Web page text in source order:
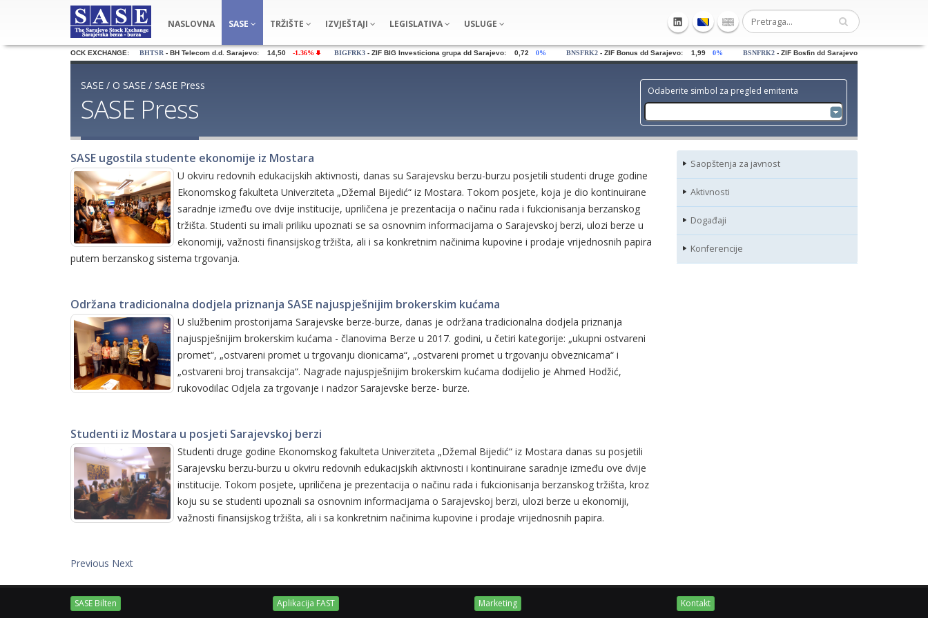
NASLOVNA SASE TRŽIŠTE IZVJEŠTAJI LEGISLATIVA USLUGE
SARAJEVO STOCK EXCHANGE: BHTSR- BH Telecom d.d. Sarajevo: 14,50 -1.36% BIGFRK3- ZIF BIG Investiciona grupa dd Sarajevo: 0,72 0% BNSFRK2- ZIF Bonus dd Sarajevo: 1,99 0% BSNFRK2- ZIF Bosfin dd Sarajevo: 0,84
SASE / O SASE / SASE Press Odaberite simbol za pregled emitenta
SASE Press
SASE ugostila studente ekonomije iz Mostara
U okviru redovnih edukacijskih aktivnosti, danas su Sarajevsku berzu-burzu posjetili studenti druge godine
Ekonomskog fakulteta Univerziteta „Džemal Bijedić“ iz Mostara. Tokom posjete, koja je dio kontinuirane
saradnje između ove dvije institucije, upriličena je prezentacija o načinu rada i fukcionisanja berzanskog
tržišta. Studenti su imali priliku upoznati se sa osnovnim informacijama o Sarajevskoj berzi, ulozi berze u
ekonomiji, važnosti finansijskog tržišta, ali i sa konkretnim načinima kupovine i prodaje vrijednosnih papira
putem berzanskog sistema trgovanja.
Održana tradicionalna dodjela priznanja SASE najuspješnijim brokerskim kućama
U službenim prostorijama Sarajevske berze-burze, danas je održana tradicionalna dodjela priznanja
najuspješnijim brokerskim kućama - članovima Berze u 2017. godini, u četiri kategorije: „ukupni ostvareni
promet“, „ostvareni promet u trgovanju dionicama“, „ostvareni promet u trgovanju obveznicama“ i
„ostvareni broj transakcija“. Nagrade najuspješnijim brokerskim kućama dodijelio je Ahmed Hodžić,
rukovodilac Odjela za trgovanje i nadzor Sarajevske berze- burze.
Studenti iz Mostara u posjeti Sarajevskoj berzi
Studenti druge godine Ekonomskog fakulteta Univerziteta „Džemal Bijedić“ iz Mostara danas su posjetili
Sarajevsku berzu-burzu u okviru redovnih edukacijskih aktivnosti i kontinuirane saradnje između ove dvije
institucije. Tokom posjete, upriličena je prezentacija o načinu rada i fukcionisanja berzanskog tržišta, kroz
koju su se studenti upoznali sa osnovnim informacijama o Sarajevskoj berzi, ulozi berze u ekonomiji,
važnosti finansijskog tržišta, ali i sa konkretnim načinima kupovine i prodaje vrijednosnih papira.
Previous Next
Saopštenja za javnost
Aktivnosti
Događaji
Konferencije
SASE Bilten Aplikacija FAST Marketing Kontakt